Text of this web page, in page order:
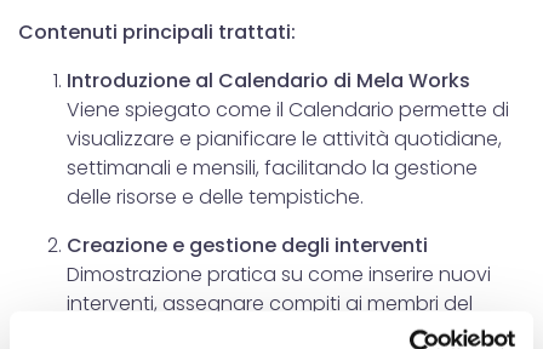
Contenuti principali trattati:
Introduzione al Calendario di Mela Works
Viene spiegato come il Calendario permette di
visualizzare e pianificare le attività quotidiane,
settimanali e mensili, facilitando la gestione
delle risorse e delle tempistiche.
Creazione e gestione degli interventi
Dimostrazione pratica su come inserire nuovi
interventi, assegnare compiti ai membri del
team, impostare scadenze e priorità, e